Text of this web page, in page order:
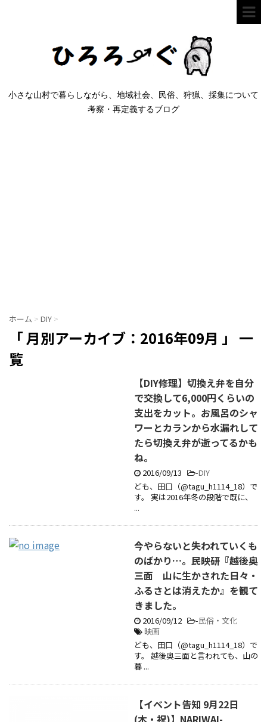
小さな山村で暮らしながら、地域社会、民俗、狩猟、採集について
考察・再定義するブログ
ホーム > DIY >
「 月別アーカイブ：2016年09月 」 一
覧
【DIY修理】切換え弁を自分
で交換して6,000円くらいの
支出をカット。お風呂のシャ
ワーとカランから水漏れして
たら切換え弁が逝ってるかも
ね。
2016/09/13 -DIY
ども、田口（@tagu_h1114_18）で
す。 実は2016年冬の段階で既に、
...
今やらないと失われていくも
のばかり…。民映研『越後奥
三面 山に生かされた日々・
ふるさとは消えたか』を観て
きました。
2016/09/12 -民俗・文化
映画
ども、田口（@tagu_h1114_18）で
す。 越後奥三面と言われても、山の
暮 ...
【イベント告知 9月22日
(木・祝)】NARIWAI-